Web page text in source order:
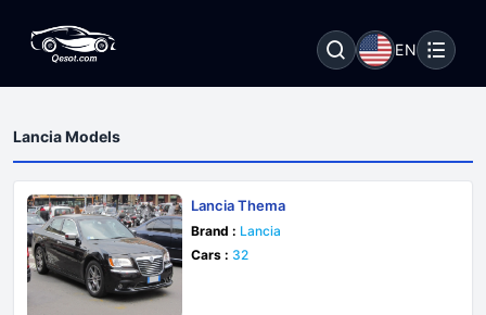
EN
Lancia Models
Lancia Thema
Brand : Lancia
Cars : 32